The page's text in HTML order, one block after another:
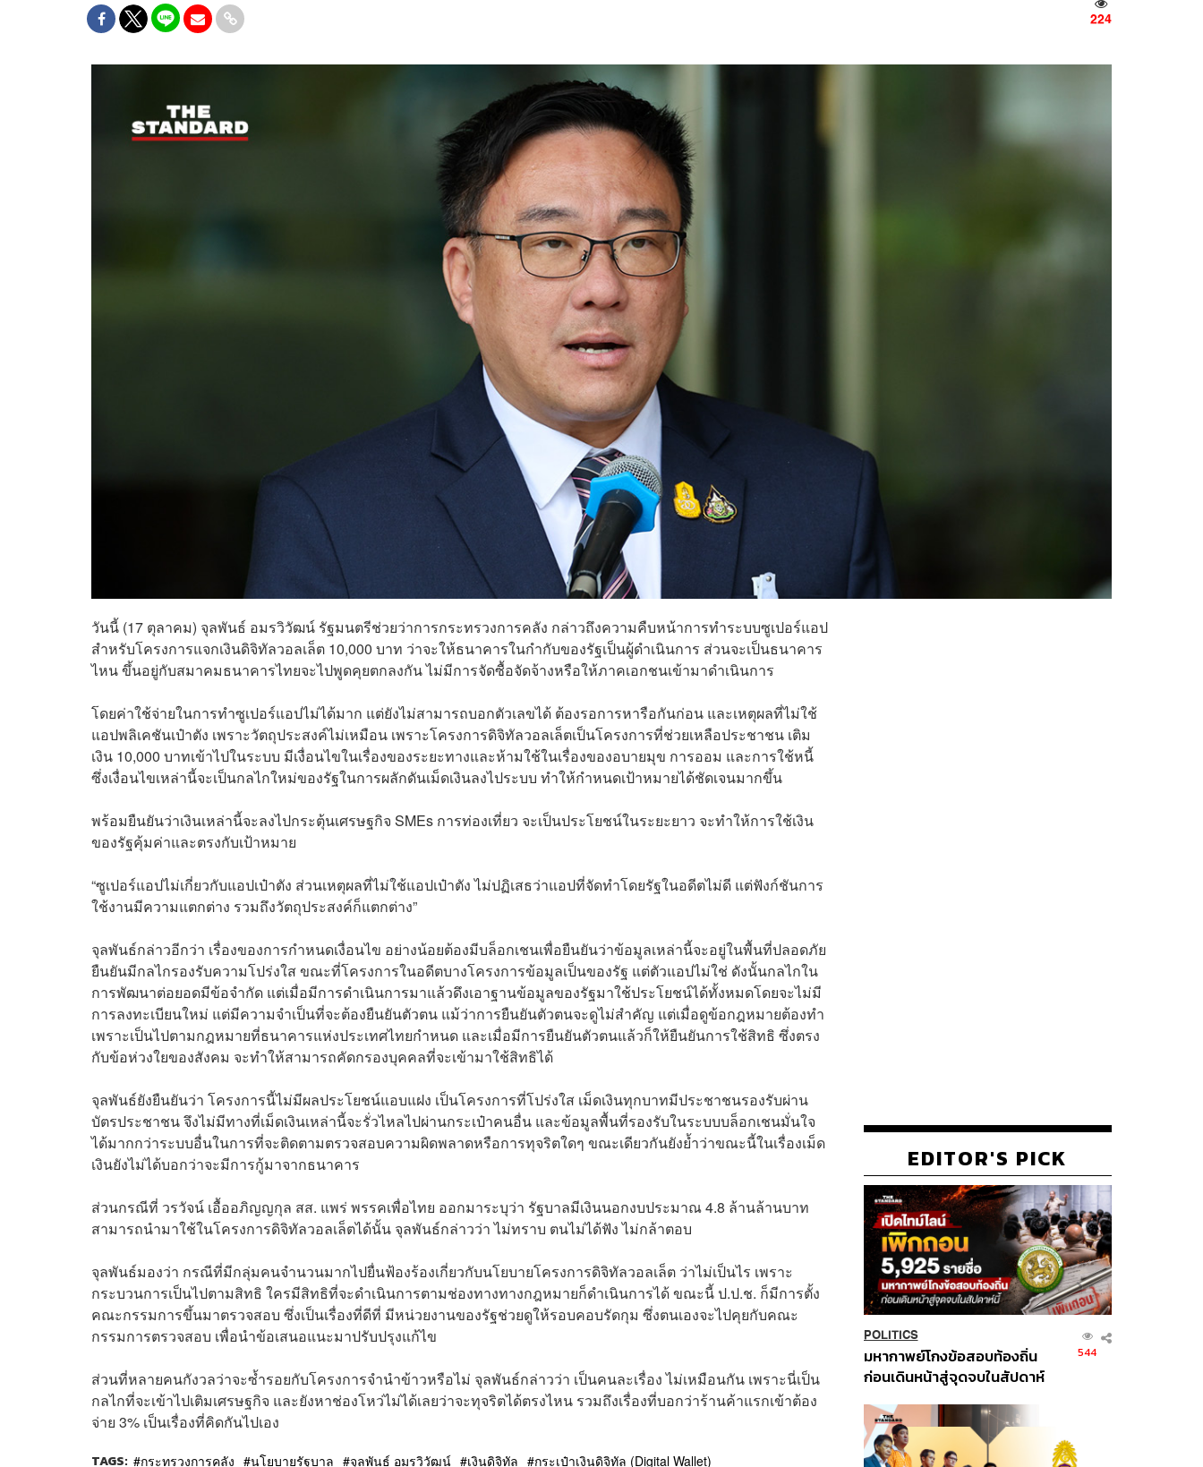
224
วันนี้ (17 ตุลาคม) จุลพันธ์ อมรวิวัฒน์ รัฐมนตรีช่วยว่าการกระทรวงการคลัง กล่าวถึงความคืบหน้าการทำระบบซูเปอร์แอป
สำหรับโครงการแจกเงินดิจิทัลวอลเล็ต 10,000 บาท ว่าจะให้ธนาคารในกำกับของรัฐเป็นผู้ดำเนินการ ส่วนจะเป็นธนาคาร
ไหน ขึ้นอยู่กับสมาคมธนาคารไทยจะไปพูดคุยตกลงกัน ไม่มีการจัดซื้อจัดจ้างหรือให้ภาคเอกชนเข้ามาดำเนินการ
โดยค่าใช้จ่ายในการทำซูเปอร์แอปไม่ได้มาก แต่ยังไม่สามารถบอกตัวเลขได้ ต้องรอการหารือกันก่อน และเหตุผลที่ไม่ใช้
แอปพลิเคชันเป๋าตัง เพราะวัตถุประสงค์ไม่เหมือน เพราะโครงการดิจิทัลวอลเล็ตเป็นโครงการที่ช่วยเหลือประชาชน เติม
เงิน 10,000 บาทเข้าไปในระบบ มีเงื่อนไขในเรื่องของระยะทางและห้ามใช้ในเรื่องของอบายมุข การออม และการใช้หนี้
ซึ่งเงื่อนไขเหล่านี้จะเป็นกลไกใหม่ของรัฐในการผลักดันเม็ดเงินลงไประบบ ทำให้กำหนดเป้าหมายได้ชัดเจนมากขึ้น
พร้อมยืนยันว่าเงินเหล่านี้จะลงไปกระตุ้นเศรษฐกิจ SMEs การท่องเที่ยว จะเป็นประโยชน์ในระยะยาว จะทำให้การใช้เงิน
ของรัฐคุ้มค่าและตรงกับเป้าหมาย
“ซูเปอร์แอปไม่เกี่ยวกับแอปเป๋าตัง ส่วนเหตุผลที่ไม่ใช้แอปเป๋าตัง ไม่ปฏิเสธว่าแอปที่จัดทำโดยรัฐในอดีตไม่ดี แต่ฟังก์ชันการ
ใช้งานมีความแตกต่าง รวมถึงวัตถุประสงค์ก็แตกต่าง”
จุลพันธ์กล่าวอีกว่า เรื่องของการกำหนดเงื่อนไข อย่างน้อยต้องมีบล็อกเชนเพื่อยืนยันว่าข้อมูลเหล่านี้จะอยู่ในพื้นที่ปลอดภัย
ยืนยันมีกลไกรองรับความโปร่งใส ขณะที่โครงการในอดีตบางโครงการข้อมูลเป็นของรัฐ แต่ตัวแอปไม่ใช่ ดังนั้นกลไกใน
การพัฒนาต่อยอดมีข้อจำกัด แต่เมื่อมีการดำเนินการมาแล้วดึงเอาฐานข้อมูลของรัฐมาใช้ประโยชน์ได้ทั้งหมดโดยจะไม่มี
การลงทะเบียนใหม่ แต่มีความจำเป็นที่จะต้องยืนยันตัวตน แม้ว่าการยืนยันตัวตนจะดูไม่สำคัญ แต่เมื่อดูข้อกฎหมายต้องทำ
เพราะเป็นไปตามกฎหมายที่ธนาคารแห่งประเทศไทยกำหนด และเมื่อมีการยืนยันตัวตนแล้วก็ให้ยืนยันการใช้สิทธิ ซึ่งตรง
กับข้อห่วงใยของสังคม จะทำให้สามารถคัดกรองบุคคลที่จะเข้ามาใช้สิทธิได้
จุลพันธ์ยังยืนยันว่า โครงการนี้ไม่มีผลประโยชน์แอบแฝง เป็นโครงการที่โปร่งใส เม็ดเงินทุกบาทมีประชาชนรองรับผ่าน
บัตรประชาชน จึงไม่มีทางที่เม็ดเงินเหล่านี้จะรั่วไหลไปผ่านกระเป๋าคนอื่น และข้อมูลพื้นที่รองรับในระบบบล็อกเชนมั่นใจ
ได้มากกว่าระบบอื่นในการที่จะติดตามตรวจสอบความผิดพลาดหรือการทุจริตใดๆ ขณะเดียวกันยังย้ำว่าขณะนี้ในเรื่องเม็ด
เงินยังไม่ได้บอกว่าจะมีการกู้มาจากธนาคาร
ส่วนกรณีที่ วรวัจน์ เอื้ออภิญญกุล สส. แพร่ พรรคเพื่อไทย ออกมาระบุว่า รัฐบาลมีเงินนอกงบประมาณ 4.8 ล้านล้านบาท
สามารถนำมาใช้ในโครงการดิจิทัลวอลเล็ตได้นั้น จุลพันธ์กล่าวว่า ไม่ทราบ ตนไม่ได้ฟัง ไม่กล้าตอบ
จุลพันธ์มองว่า กรณีที่มีกลุ่มคนจำนวนมากไปยื่นฟ้องร้องเกี่ยวกับนโยบายโครงการดิจิทัลวอลเล็ต ว่าไม่เป็นไร เพราะ
กระบวนการเป็นไปตามสิทธิ ใครมีสิทธิที่จะดำเนินการตามช่องทางทางกฎหมายก็ดำเนินการได้ ขณะนี้ ป.ป.ช. ก็มีการตั้ง
คณะกรรมการขึ้นมาตรวจสอบ ซึ่งเป็นเรื่องที่ดีที่ มีหน่วยงานของรัฐช่วยดูให้รอบคอบรัดกุม ซึ่งตนเองจะไปคุยกับคณะ
กรรมการตรวจสอบ เพื่อนำข้อเสนอแนะมาปรับปรุงแก้ไข
ส่วนที่หลายคนกังวลว่าจะซ้ำรอยกับโครงการจำนำข้าวหรือไม่ จุลพันธ์กล่าวว่า เป็นคนละเรื่อง ไม่เหมือนกัน เพราะนี่เป็น
กลไกที่จะเข้าไปเติมเศรษฐกิจ และยังหาช่องโหว่ไม่ได้เลยว่าจะทุจริตได้ตรงไหน รวมถึงเรื่องที่บอกว่าร้านค้าแรกเข้าต้อง
จ่าย 3% เป็นเรื่องที่คิดกันไปเอง
TAGS: กระทรวงการคลัง นโยบายรัฐบาล จุลพันธ์ อมรวิวัฒน์ เงินดิจิทัล กระเป๋าเงินดิจิทัล (Digital Wallet)
EDITOR'S PICK
POLITICS
มหากาพย์โกงข้อสอบท้องถิ่น
ก่อนเดินหน้าสู่จุดจบในสัปดาห์
544